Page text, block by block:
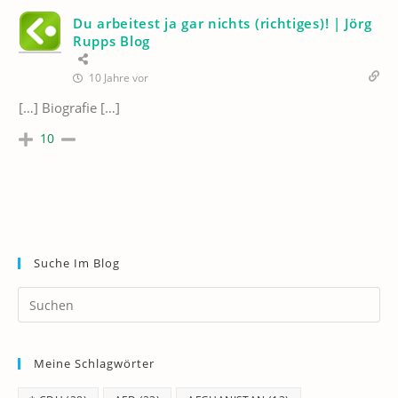
Du arbeitest ja gar nichts (richtiges)! | Jörg
Rupps Blog
10 Jahre vor
[…] Biografie […]
10
Suche Im Blog
Meine Schlagwörter